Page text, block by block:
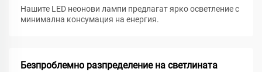
Нашите LED неонови лампи предлагат ярко осветление с
минимална консумация на енергия.
Безпроблемно разпределение на светлината